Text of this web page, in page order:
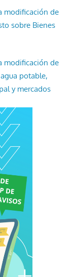
modificación de
sobre Bienes
modificación de
potable,
y mercados